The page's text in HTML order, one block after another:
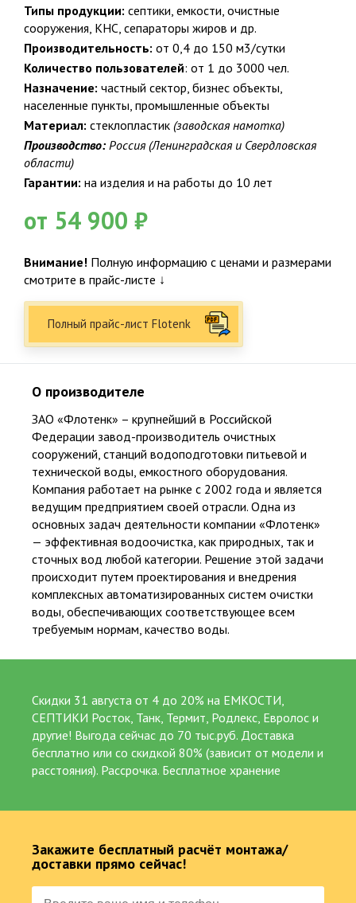
Официальный представитель крупнейших и проверенных
производителей
25
267
Суммарный опыт сертифицированных специалистов более 200 лет
Популярные товары
Емкости Погреба. Кессоны
Водоснабжение Водоочистка
Жироуловители Декор. Дачная продукция
Услуги. Сервис
Пластиковые септики. Емкости
Надежность, высокие эксплуатационные характеристики,
септики, выполненные из пластика высокой категории
Типы продукции: септики, емкости, очистные
сооружения, КНС, сепараторы жиров и др.
Производительность: от 0,4 до 150 м3/сутки
Количество пользователей: от 1 до 3000 чел.
Назначение: частный сектор, бизнес объекты,
населенные пункты, промышленные объекты
Материал: стеклопластик (заводская намотка)
Производство:Россия(Ленинградская и Свердловская
области)
Гарантии: на изделия и на работы до 10 лет
от 54 900 ₽
Внимание! Полную информацию с ценами и размерами
смотрите в прайс-листе ↓
Полный прайс-лист Flotenk
О производителе
ЗАО «Флотенк» – крупнейший в Российской
Федерации завод-производитель очистных
сооружений, станций водоподготовки питьевой и
технической воды, емкостного оборудования.
Компания работает на рынке с 2002 года и является
ведущим предприятием своей отрасли. Одна из
основных задач деятельности компании «Флотенк»
— эффективная водоочистка, как природных, так и
сточных вод любой категории. Решение этой задачи
происходит путем проектирования и внедрения
комплексных автоматизированных систем очистки
воды, обеспечивающих соответствующее всем
требуемым нормам, качество воды.
Скидки 31 августа от 4 до 20% на ЕМКОСТИ,
СЕПТИКИ Росток, Танк, Термит, Родлекс, Евролос и
другие! Выгода сейчас до 70 тыс.руб. Доставка
бесплатно или со скидкой 80% (зависит от модели и
расстояния). Рассрочка. Бесплатное хранение
Закажите бесплатный расчёт монтажа/
доставки прямо сейчас!